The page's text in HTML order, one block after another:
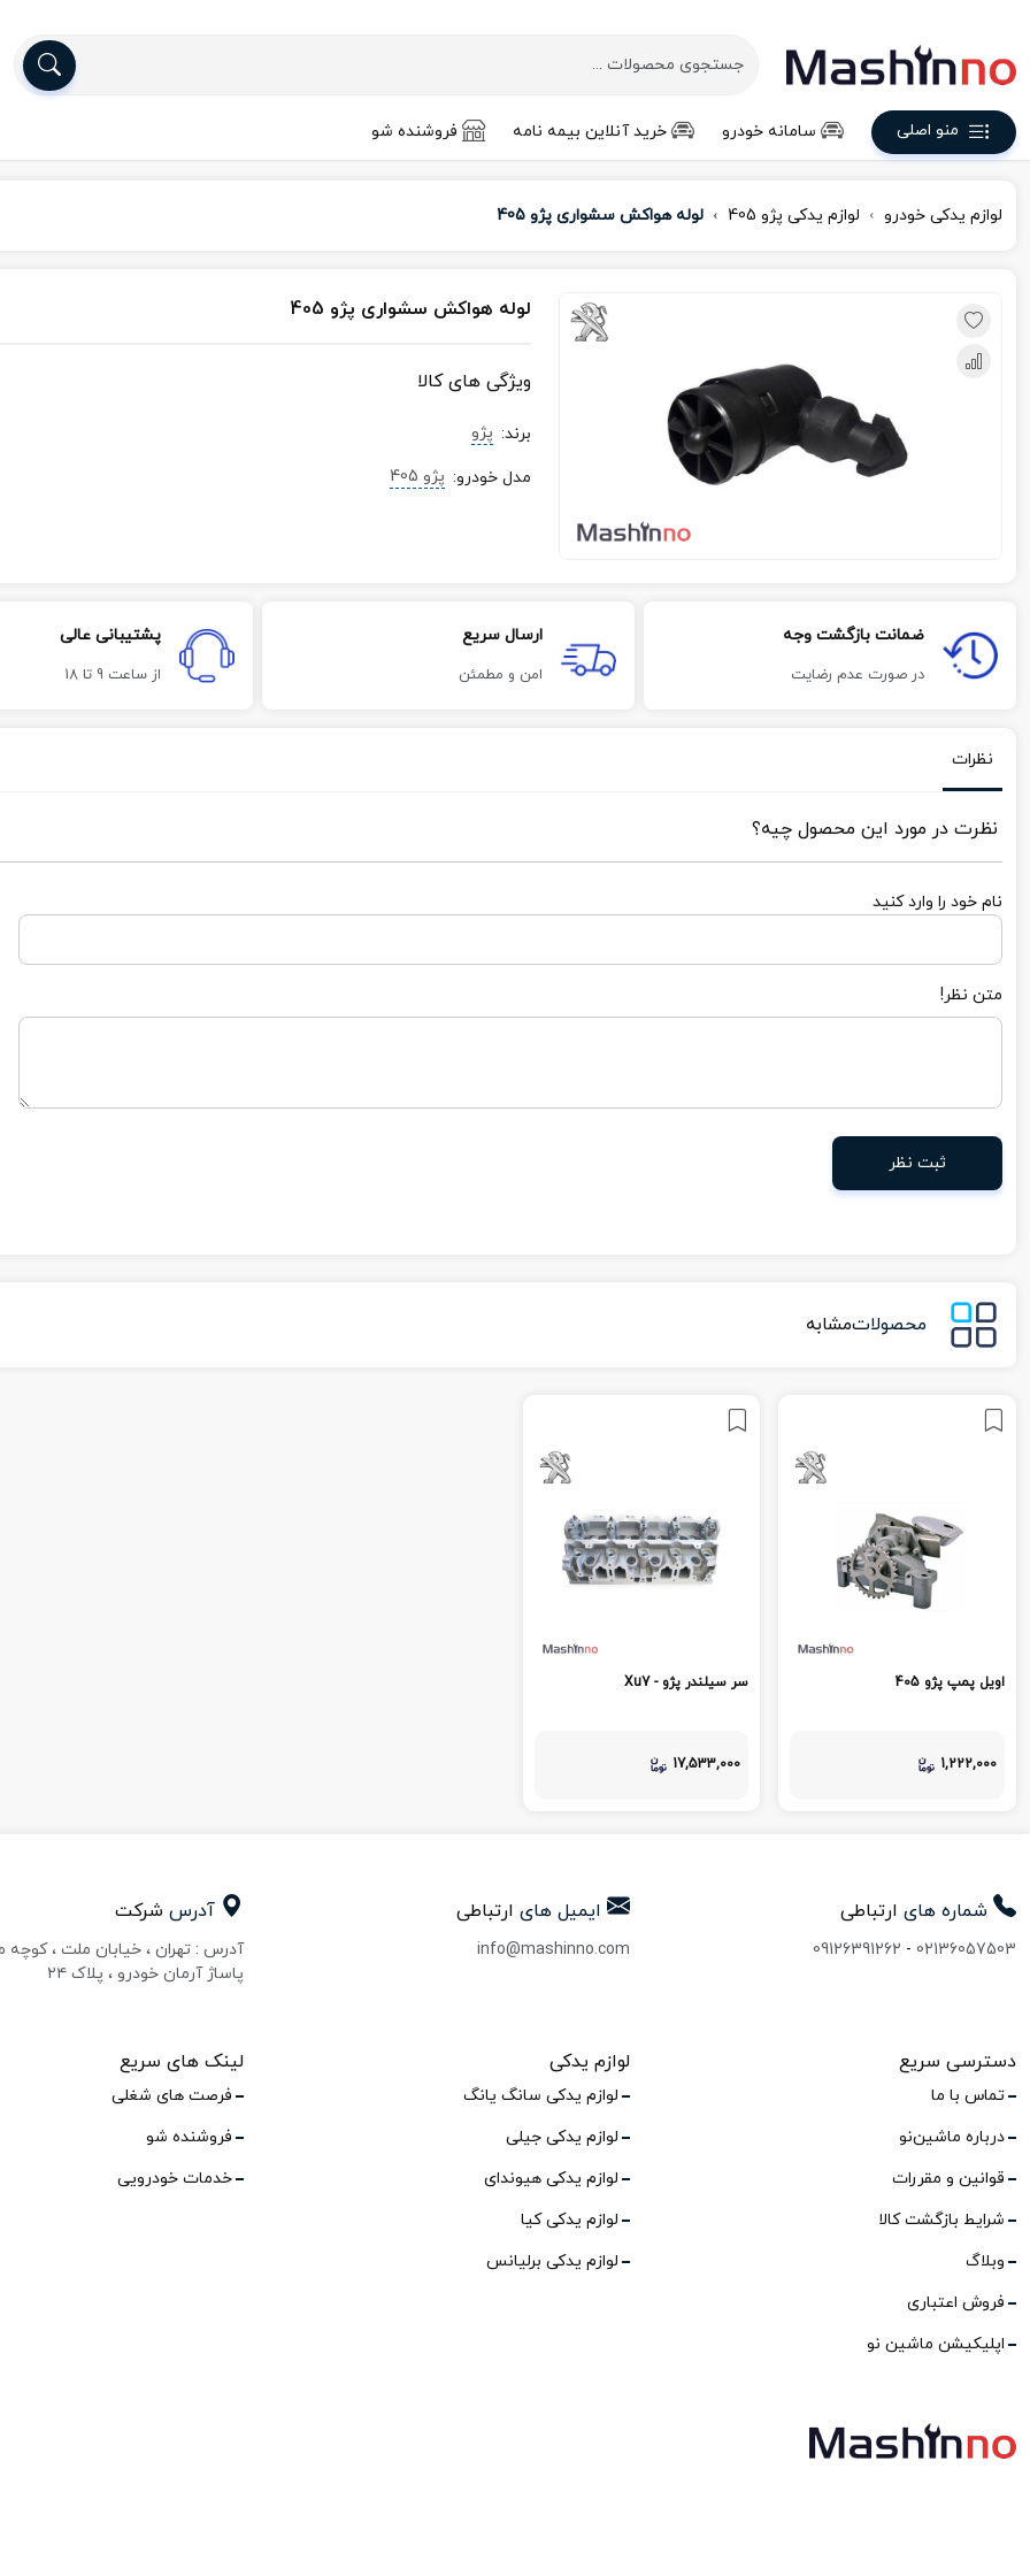
منو اصلی سامانه خودرو خرید آنلاین بیمه نامه فروشنده شو
لوازم یدکی خودرو لوازم یدکی پژو 405 لوله هواکش سشواری پژو 405
لوله هواکش سشواری پژو 405
ویژگی های کالا
برند: پژو
مدل خودرو: پژو 405
ضمانت بازگشت وجه
در صورت عدم رضایت
ارسال سریع
امن و مطمئن
پشتیبانی عالی
از ساعت 9 تا 18
نظرات
نظرت در مورد این محصول چیه؟
نام خود را وارد کنید
متن نظر!
ثبت نظر
محصولاتمشابه
اویل پمپ پژو 405
1,222,000
سر سیلندر پژو - Xu7
17,533,000
شماره های ارتباطی
02136057503
-
09126391262
ایمیل های ارتباطی
info@mashinno.com
آدرس شرکت
آدرس : تهران ، خیابان ملت ، کوچه
پاساژ آرمان خودرو ، پلاک ۲۴
دسترسی سریع
تماس با ما
درباره ماشین‌نو
قوانین و مقررات
شرایط بازگشت کالا
وبلاگ
فروش اعتباری
اپلیکیشن ماشین نو
لوازم یدکی
لوازم یدکی سانگ یانگ
لوازم یدکی جیلی
لوازم یدکی هیوندای
لوازم یدکی کیا
لوازم یدکی برلیانس
لینک های سریع
فرصت های شغلی
فروشنده شو
خدمات خودرویی